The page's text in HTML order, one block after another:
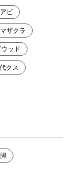
ビ
ザクラ
ッド
クス